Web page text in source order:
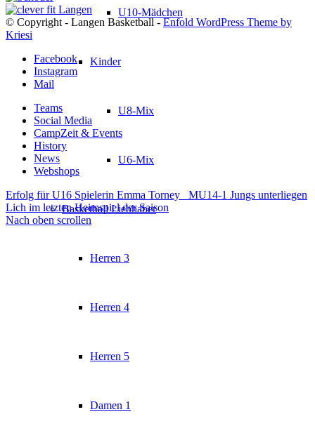
U10-Mädchen
Kinder
U8-Mix
U6-Mix
Basketball Liebhaber
Herren 3
Herren 4
Herren 5
Damen 1
© Copyright - Langen Basketball - Enfold WordPress Theme by
Kriesi
Facebook
Instagram
Mail
Teams
Social Media
CampZeit & Events
History
News
Webshops
Erfolg für U16 Spielerin Emma Torney
MU14-1 Jungs unterliegen
Lich im letzten Heimspiel der Saison
Nach oben scrollen